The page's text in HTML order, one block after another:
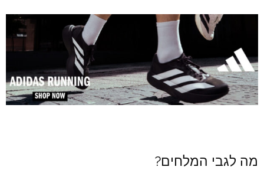
מה לגבי המלחים?